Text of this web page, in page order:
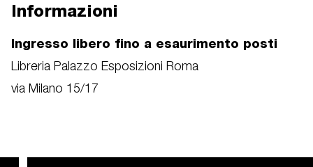
Informazioni
Ingresso libero fino a esaurimento posti
Libreria Palazzo Esposizioni Roma
via Milano 15/17